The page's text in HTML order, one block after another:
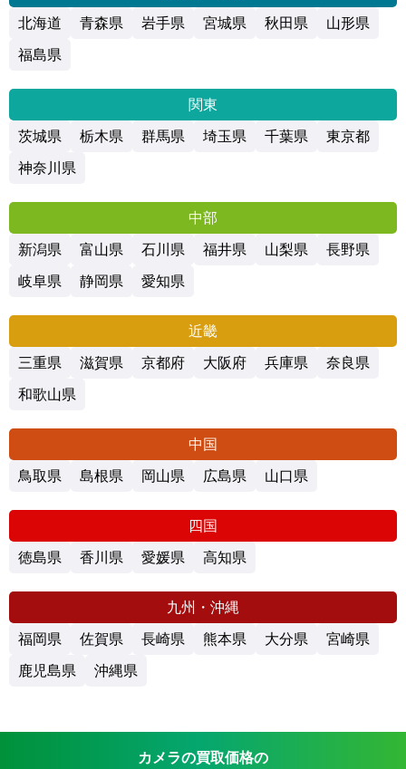
北海道 青森県 岩手県 宮城県 秋田県 山形県
福島県
関東
茨城県 栃木県 群馬県 埼玉県 千葉県 東京都
神奈川県
中部
新潟県 富山県 石川県 福井県 山梨県 長野県
岐阜県 静岡県 愛知県
近畿
三重県 滋賀県 京都府 大阪府 兵庫県 奈良県
和歌山県
中国
鳥取県 島根県 岡山県 広島県 山口県
徳島県 香川県 愛媛県 高知県
九州・沖縄
福岡県 佐賀県 長崎県 熊本県 大分県 宮崎県
鹿児島県 沖縄県
カメラの買取価格の